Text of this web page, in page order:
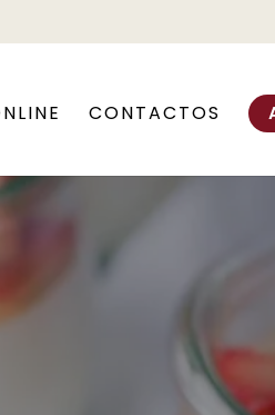
CONTACTOS